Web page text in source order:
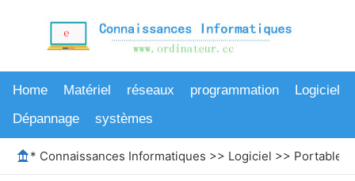
Home Matériel réseaux programmation
Logiciel
Dépannage
systèmes
* Connaissances Informatiques >> Logiciel >> Portable